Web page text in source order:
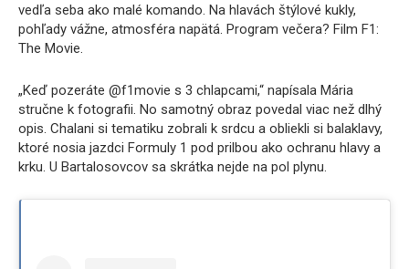
vedľa seba ako malé komando. Na hlavách štýlové kukly,
pohľady vážne, atmosféra napätá. Program večera? Film F1:
The Movie.
„Keď pozeráte @f1movie s 3 chlapcami,“ napísala Mária
stručne k fotografii. No samotný obraz povedal viac než dlhý
opis. Chalani si tematiku zobrali k srdcu a obliekli si balaklavy,
ktoré nosia jazdci Formuly 1 pod prilbou ako ochranu hlavy a
krku. U Bartalosovcov sa skrátka nejde na pol plynu.